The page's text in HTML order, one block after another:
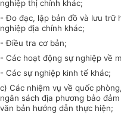
nghiệp thị chính khác;
- Đo đạc, lập bản đồ và lưu trữ
nghiệp địa chính khác;
- Điều tra cơ bản;
- Các hoạt động sự nghiệp về
- Các sự nghiệp kinh tế khác;
c) Các nhiệm vụ về quốc
ngân sách địa phương bảo
văn bản hướng dẫn thực hiện;